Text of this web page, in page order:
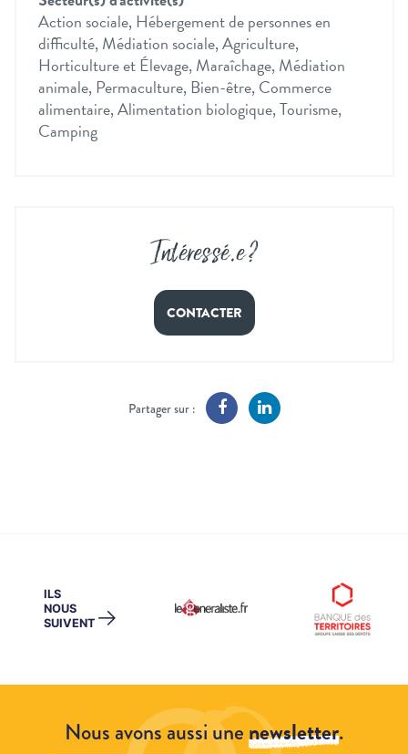
Action sociale, Hébergement de personnes en
difficulté, Médiation sociale, Agriculture,
Horticulture et Élevage, Maraîchage, Médiation
animale, Permaculture, Bien-être, Commerce
alimentaire, Alimentation biologique, Tourisme,
Camping
Intéressé.e ?
CONTACTER
Partager sur :
ILS
NOUS
SUIVENT →
Nous avons aussi unenewsletter.